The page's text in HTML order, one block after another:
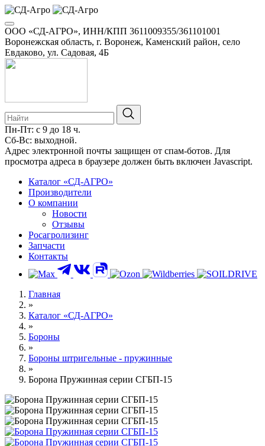
ООО «СД-АГРО», ИНН/КПП 3611009355/361101001
Воронежская область, г. Воронеж, Каменский район, село
Евдаково, ул. Садовая, 4Б
Пн-Пт: с 9 до 18 ч.
Сб-Вс: выходной.
8-800-100-34-01
Адрес электронной почты защищен от спам-ботов. Для
Каталог «СД-АГРО»
Производители
О компании
Новости
Отзывы
Росагролизинг
Запчасти
Контакты
Главная
»
Каталог «СД-АГРО»
»
Бороны
»
Бороны штригельные - пружинные
»